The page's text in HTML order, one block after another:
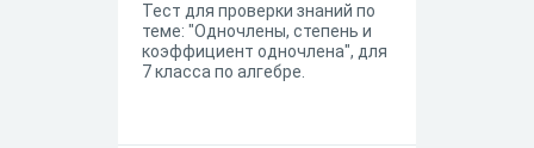
Тест для проверки знаний по
теме: "Одночлены, степень и
коэффициент одночлена", для
7 класса по алгебре.